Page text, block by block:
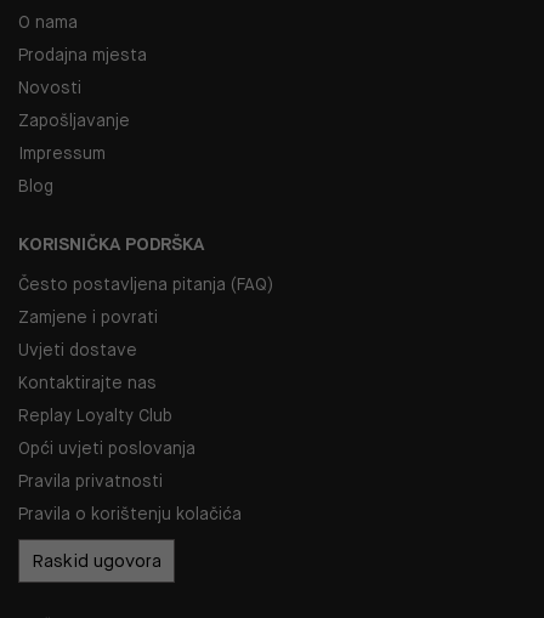
O nama
Prodajna mjesta
Novosti
Zapošljavanje
Impressum
Blog
KORISNIČKA PODRŠKA
Često postavljena pitanja (FAQ)
Zamjene i povrati
Uvjeti dostave
Kontaktirajte nas
Replay Loyalty Club
Opći uvjeti poslovanja
Pravila privatnosti
Pravila o korištenju kolačića
Raskid ugovora